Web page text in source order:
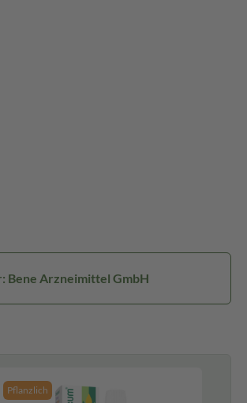
Bene Arzneimittel GmbH
Pflanzlich